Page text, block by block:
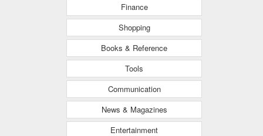
Finance
Shopping
Books & Reference
Tools
Communication
News & Magazines
Entertainment